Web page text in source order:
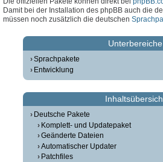
Damit bei der Installation des phpBB auch die
müssen noch zusätzlich die deutschen
Unterbereiche
Sprachpakete
Entwicklung
Deutsche Pakete
Komplett- und Updatepaket
Geänderte Dateien
Automatischer Updater
Patchfiles